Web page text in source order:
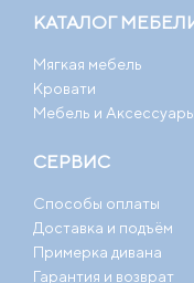
КАТАЛОГ
Мягкая мебель
Кровати
Мебель и Аксессуары
СЕРВИС
Способы оплаты
Доставка и подъём
Примерка дивана
Гарантия и возврат